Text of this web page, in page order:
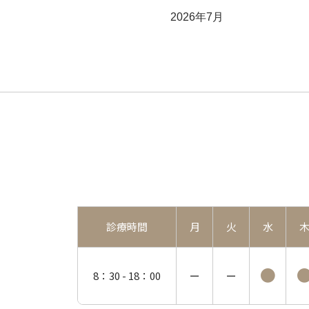
2026年7月
診療時間 月 火 水 木
8：30 - 18：00 ー ー ●